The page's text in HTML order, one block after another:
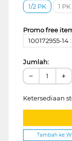
1/2 PK
1 PK
Promo free
100172955-14
Jumlah:
− +
Ketersediaan
Tambah ke